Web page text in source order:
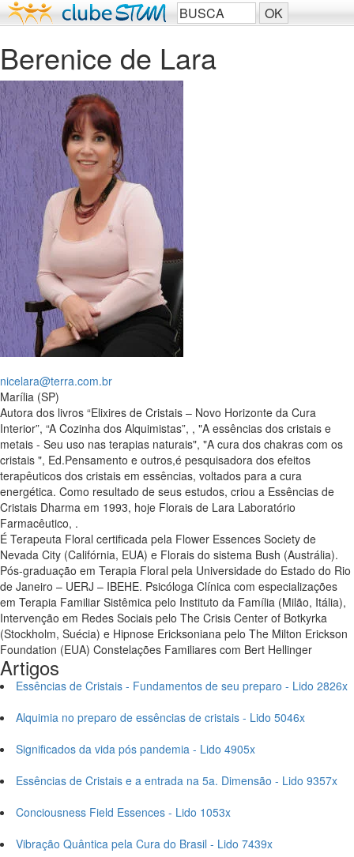
Berenice de Lara
nicelara@terra.com.br
Marília (SP)
Autora dos livros “Elixires de Cristais – Novo Horizonte da Cura
Interior”, “A Cozinha dos Alquimistas”, , "A essências dos cristais e
metais - Seu uso nas terapias naturais", "A cura dos chakras com os
cristais ", Ed.Pensamento e outros,é pesquisadora dos efeitos
terapêuticos dos cristais em essências, voltados para a cura
energética. Como resultado de seus estudos, criou a Essências de
Cristais Dharma em 1993, hoje Florais de Lara Laboratório
Farmacêutico, .
É Terapeuta Floral certificada pela Flower Essences Society de
Nevada City (Califórnia, EUA) e Florais do sistema Bush (Austrália).
Pós-graduação em Terapia Floral pela Universidade do Estado do Rio
de Janeiro – UERJ – IBEHE. Psicóloga Clínica com especializações
em Terapia Familiar Sistêmica pelo Instituto da Família (Milão, Itália),
Intervenção em Redes Sociais pelo The Crisis Center of Botkyrka
(Stockholm, Suécia) e Hipnose Ericksoniana pelo The Milton Erickson
Foundation (EUA) Constelações Familiares com Bert Hellinger
Artigos
Essências de Cristais - Fundamentos de seu preparo - Lido 2826x
Alquimia no preparo de essências de cristais - Lido 5046x
Significados da vida pós pandemia - Lido 4905x
Essências de Cristais e a entrada na 5a. Dimensão - Lido 9357x
Conciousness Field Essences - Lido 1053x
Vibração Quântica pela Cura do Brasil - Lido 7439x